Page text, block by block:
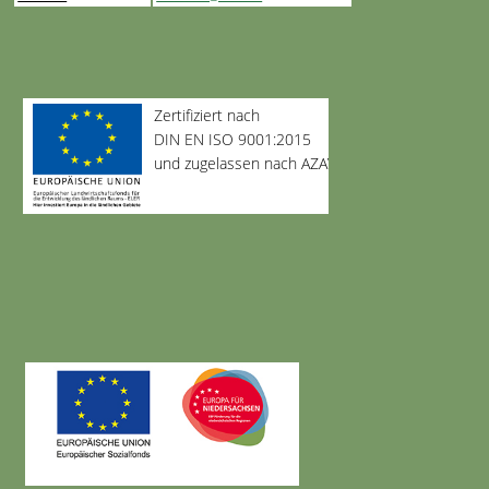
Zertifiziert nach
DIN EN ISO 9001:2015
und zugelassen nach AZAV